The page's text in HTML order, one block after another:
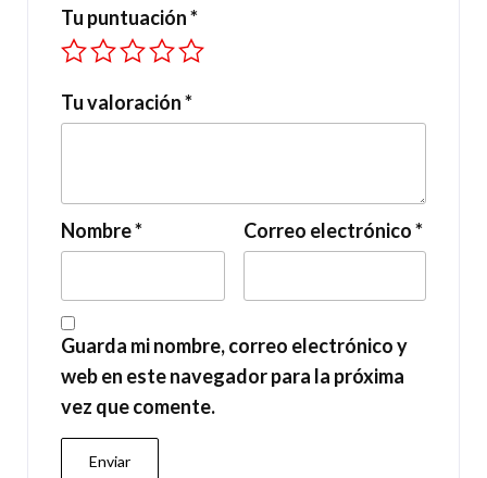
Tu puntuación*
Tu valoración*
Nombre* Correo electrónico*
Guarda mi nombre, correo electrónico y
web en este navegador para la próxima
vez que comente.